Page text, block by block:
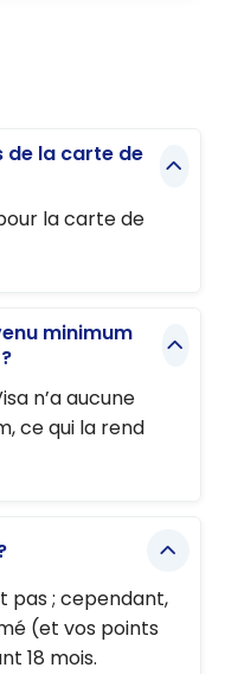
de la carte de
la carte de
minimum
n’a aucune
ce qui la rend
pas ; cependant,
(et vos points
18 mois.